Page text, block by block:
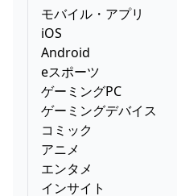
モバイル・アプリ
iOS
Android
eスポーツ
ゲーミングPC
ゲーミングデバイス
コミック
アニメ
エンタメ
インサイト